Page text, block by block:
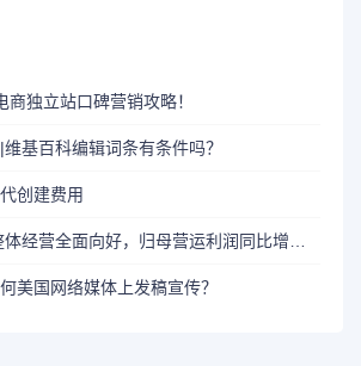
独立站口碑营销攻略！
基百科编辑词条有条件吗？
创建费用
中国平安2025年整体经营全面向好，归母营运利润同比增长10.3%
美国网络媒体上发稿宣传？